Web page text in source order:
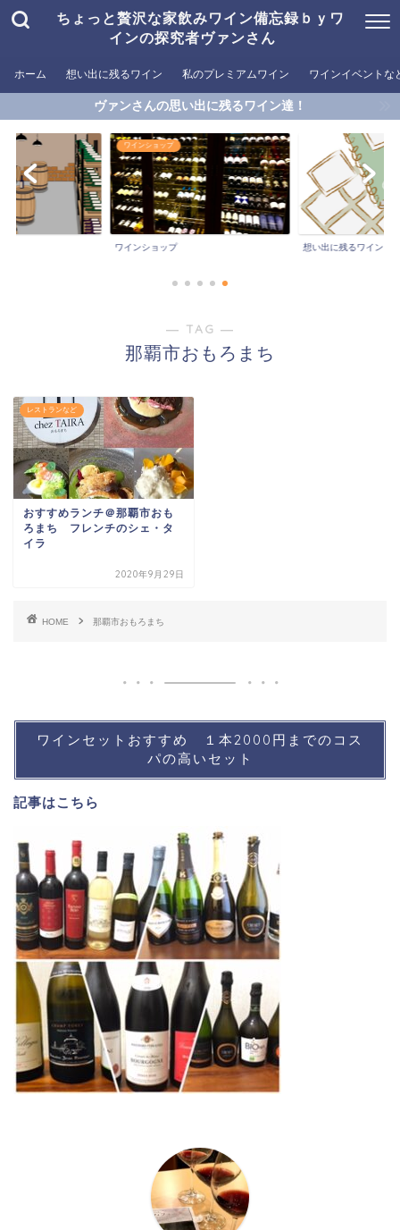
ちょっと贅沢な家飲みワイン備忘録ｂｙワ
インの探究者ヴァンさん
ホーム 想い出に残るワイン 私のプレミアムワイン ワインイベントな
ヴァンさんの思い出に残るワイン達！
ワインショップ
ワインショップ 想い出に残るワイン
― TAG ―
那覇市おもろまち
レストランなど
おすすめランチ＠那覇市おも
ろまち フレンチのシェ・タ
イラ
2020年9月29日
HOME 那覇市おもろまち
ワインセットおすすめ １本2000円までのコス
パの高いセット
記事はこちら